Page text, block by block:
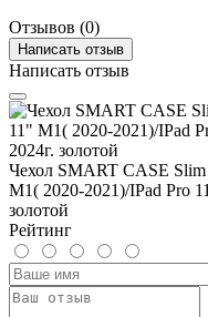
Отзывов (0)
Написать отзыв
Написать отзыв
Чехол SMART CASE Slim
М1( 2020-2021)/IPad Pro
золотой
Рейтинг